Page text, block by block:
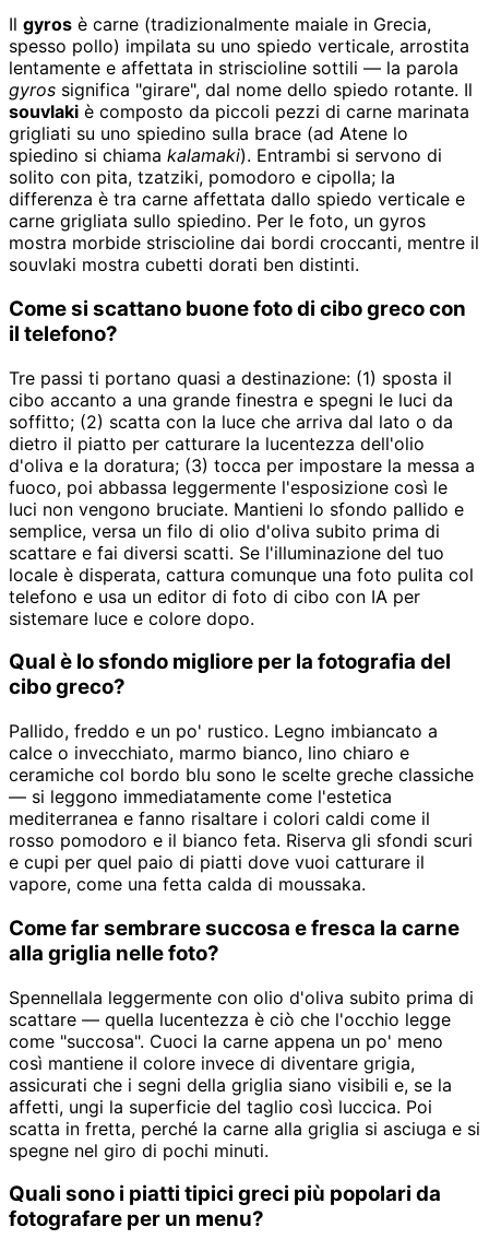
Il gyros è carne (tradizionalmente maiale in Grecia,
spesso pollo) impilata su uno spiedo verticale, arrostita
lentamente e affettata in striscioline sottili — la parola
gyros significa "girare", dal nome dello spiedo rotante. Il
souvlaki è composto da piccoli pezzi di carne marinata
grigliati su uno spiedino sulla brace (ad Atene lo
spiedino si chiama kalamaki). Entrambi si servono di
solito con pita, tzatziki, pomodoro e cipolla; la
differenza è tra carne affettata dallo spiedo verticale e
carne grigliata sullo spiedino. Per le foto, un gyros
mostra morbide striscioline dai bordi croccanti, mentre il
souvlaki mostra cubetti dorati ben distinti.
Come si scattano buone foto di cibo greco con
il telefono?
Tre passi ti portano quasi a destinazione: (1) sposta il
cibo accanto a una grande finestra e spegni le luci da
soffitto; (2) scatta con la luce che arriva dal lato o da
dietro il piatto per catturare la lucentezza dell'olio
d'oliva e la doratura; (3) tocca per impostare la messa a
fuoco, poi abbassa leggermente l'esposizione così le
luci non vengono bruciate. Mantieni lo sfondo pallido e
semplice, versa un filo di olio d'oliva subito prima di
scattare e fai diversi scatti. Se l'illuminazione del tuo
locale è disperata, cattura comunque una foto pulita col
telefono e usa un editor di foto di cibo con IA per
sistemare luce e colore dopo.
Qual è lo sfondo migliore per la fotografia del
cibo greco?
Pallido, freddo e un po' rustico. Legno imbiancato a
calce o invecchiato, marmo bianco, lino chiaro e
ceramiche col bordo blu sono le scelte greche classiche
— si leggono immediatamente come l'estetica
mediterranea e fanno risaltare i colori caldi come il
rosso pomodoro e il bianco feta. Riserva gli sfondi scuri
e cupi per quel paio di piatti dove vuoi catturare il
vapore, come una fetta calda di moussaka.
Come far sembrare succosa e fresca la carne
alla griglia nelle foto?
Spennellala leggermente con olio d'oliva subito prima di
scattare — quella lucentezza è ciò che l'occhio legge
come "succosa". Cuoci la carne appena un po' meno
così mantiene il colore invece di diventare grigia,
assicurati che i segni della griglia siano visibili e, se la
affetti, ungi la superficie del taglio così luccica. Poi
scatta in fretta, perché la carne alla griglia si asciuga e si
spegne nel giro di pochi minuti.
Quali sono i piatti tipici greci più popolari da
fotografare per un menu?